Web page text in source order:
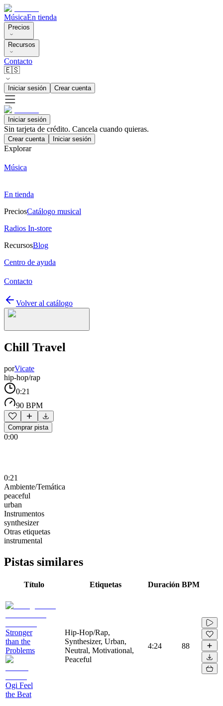
MúsicaEn tienda
Precios
Recursos
Contacto
🇪🇸
Iniciar sesión Crear cuenta
Iniciar sesión
Sin tarjeta de crédito. Cancela cuando quieras.
Crear cuenta Iniciar sesión
Explorar
Música
En tienda
PreciosCatálogo musical
Radios In-store
RecursosBlog
Centro de ayuda
Contacto
Volver al catálogo
Chill Travel
porVicate
hip-hop/rap
0:21
90 BPM
Comprar pista
0:00
0:21
Ambiente/Temática
peaceful
urban
Instrumentos
synthesizer
Otras etiquetas
instrumental
Pistas similares
Título Etiquetas Duración BPM
Stronger
than the
Problems
Ogi Feel
the Beat
Hip-Hop/Rap,
Synthesizer, Urban,
Neutral, Motivational,
Peaceful
4:24 88